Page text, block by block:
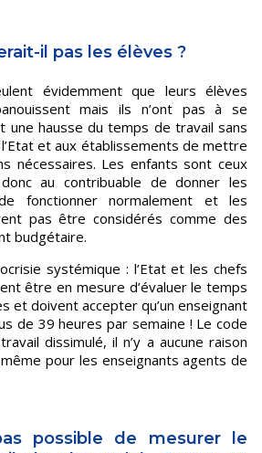
il pas les élèves ?
évidemment que leurs élèves
mais ils n’ont pas à se
une hausse du temps de travail sans
et aux établissements de mettre
nécessaires. Les enfants sont ceux
au contribuable de donner les
fonctionner normalement et les
pas être considérés comme des
budgétaire.
systémique : l’Etat et les chefs
être en mesure d’évaluer le temps
et doivent accepter qu’un enseignant
de 39 heures par semaine ! Le code
dissimulé, il n’y a aucune raison
même pour les enseignants agents de
possible de mesurer le